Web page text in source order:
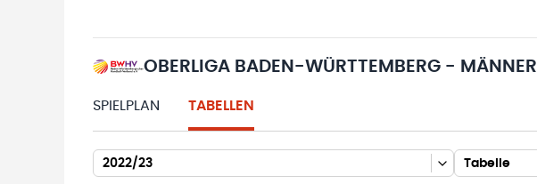
OBERLIGA BADEN-WÜRTTEMBERG - MÄNNER
SPIELPLAN TABELLEN
2022/23 Tabelle